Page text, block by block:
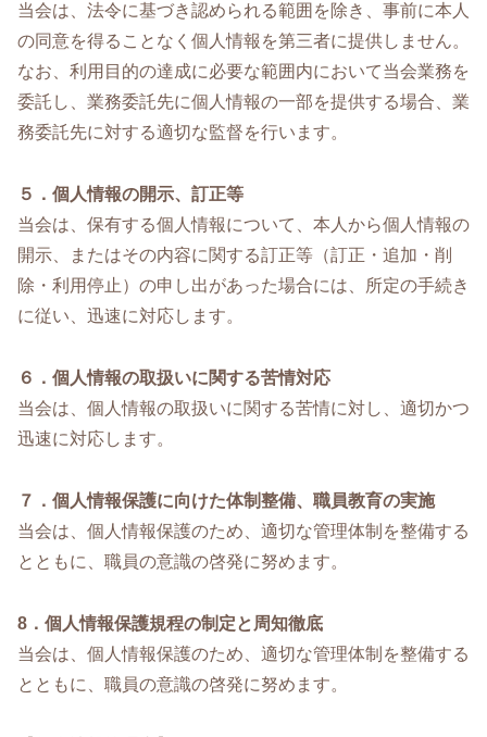
当会は、法令に基づき認められる範囲を除き、事前に本人
の同意を得ることなく個人情報を第三者に提供しません。
なお、利用目的の達成に必要な範囲内において当会業務を
委託し、業務委託先に個人情報の一部を提供する場合、業
務委託先に対する適切な監督を行います。
５．個人情報の開示、訂正等
当会は、保有する個人情報について、本人から個人情報の
開示、またはその内容に関する訂正等（訂正・追加・削
除・利用停止）の申し出があった場合には、所定の手続き
に従い、迅速に対応します。
６．個人情報の取扱いに関する苦情対応
当会は、個人情報の取扱いに関する苦情に対し、適切かつ
迅速に対応します。
７．個人情報保護に向けた体制整備、職員教育の実施
当会は、個人情報保護のため、適切な管理体制を整備する
とともに、職員の意識の啓発に努めます。
8．個人情報保護規程の制定と周知徹底
当会は、個人情報保護のため、適切な管理体制を整備する
とともに、職員の意識の啓発に努めます。